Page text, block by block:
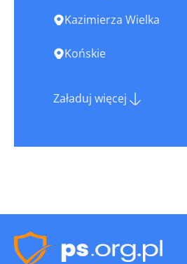
Kazimierza Wielka
Końskie
Sędziszów
Załaduj więcej